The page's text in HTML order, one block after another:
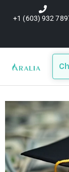
+1 (603) 932